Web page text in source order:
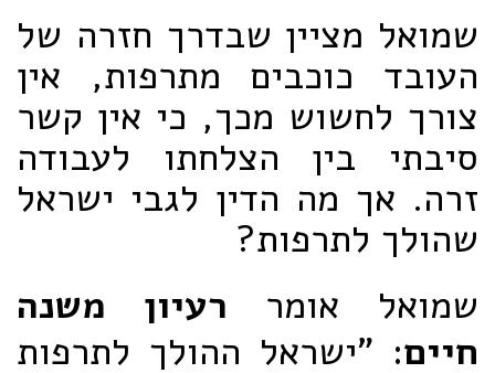
שמואל מציין שבדרך חזרה של
העובד כוכבים מתרפות, אין
צורך לחשוש מכך, כי אין קשר
סיבתי בין הצלחתו לעבודה
זרה. אך מה הדין לגבי ישראל
שהולך לתרפות?
שמואל אומר רעיון משנה
חיים: "ישראל ההולך לתרפות